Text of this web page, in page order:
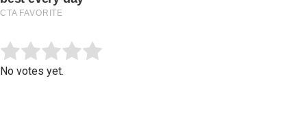
Rate this item:
No votes yet.